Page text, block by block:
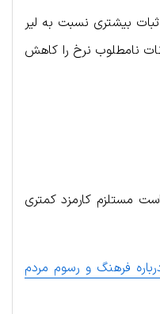
ثبات بیشتری نسبت به لیر
نامطلوب نرخ را کاهش
مستلزم کارمزد کمتری
فرهنگ و رسوم مردم